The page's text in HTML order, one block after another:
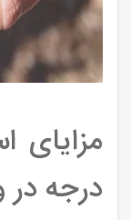
درجه